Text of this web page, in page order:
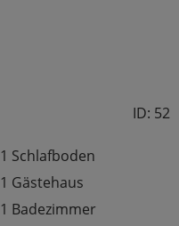
ID: 52
1 Schlafboden
1 Gästehaus
1 Badezimmer